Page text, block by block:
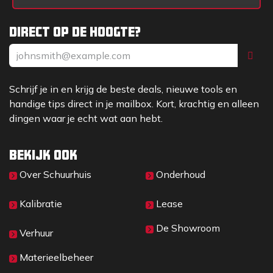
Direct op de hoogte?
Schrijf je in en krijg de beste deals, nieuwe tools en
handige tips direct in je mailbox. Kort, krachtig en alleen
dingen waar je echt wat aan hebt.
Bekijk ook
Over Sc​huurhuis
Kalibratie
Verhuur
Materieelbeheer
Onderhoud
Lease
De Showroom